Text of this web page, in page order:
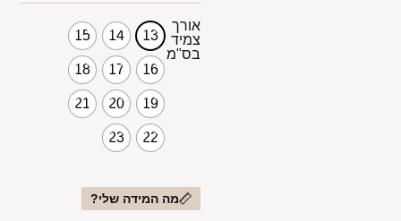
אורך
צמיד
בס"מ
13
14
15
16
17
18
19
20
21
22
23
מה המידה שלי?